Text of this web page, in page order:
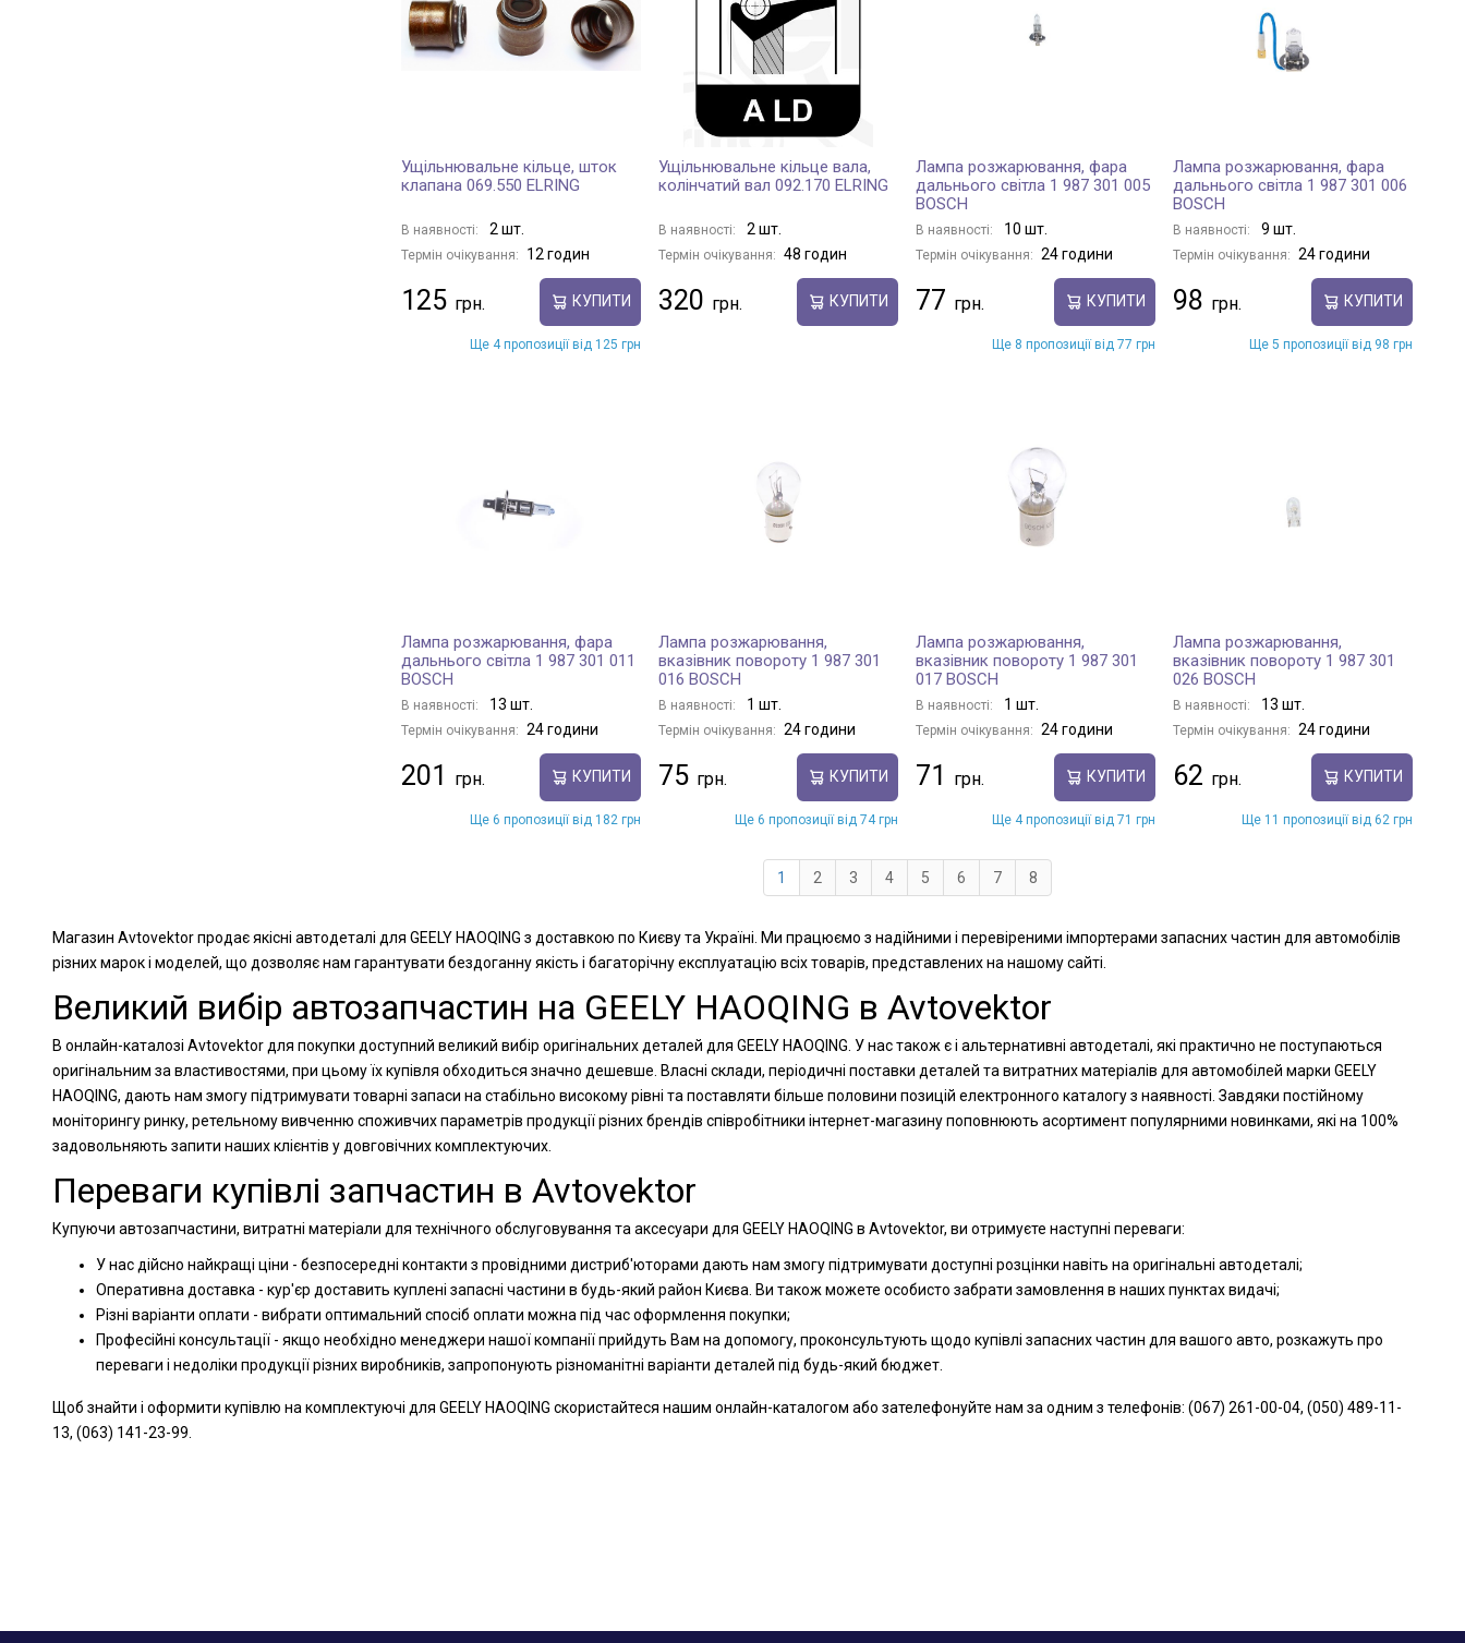
Ущільнювальне кільце, шток
клапана 069.550 ELRING
В наявності: 2 шт.
Термін очікування: 12 годин
125 КУПИТИ
Ще 4 пропозиції від 125 грн
Ущільнювальне кільце вала,
колінчатий вал 092.170 ELRING
В наявності: 2 шт.
Термін очікування: 48 годин
320 КУПИТИ
Лампа розжарювання, фара
дальнього світла 1 987 301 005
BOSCH
В наявності: 10 шт.
Термін очікування: 24 години
77 КУПИТИ
Ще 8 пропозиції від 77 грн
Лампа розжарювання, фара
дальнього світла 1 987 301 006
BOSCH
В наявності: 9 шт.
Термін очікування: 24 години
98 КУПИТИ
Ще 5 пропозиції від 98 грн
Лампа розжарювання, фара
дальнього світла 1 987 301 011
BOSCH
В наявності: 13 шт.
Термін очікування: 24 години
201 КУПИТИ
Ще 6 пропозиції від 182 грн
Лампа розжарювання,
вказівник повороту 1 987 301
016 BOSCH
В наявності: 1 шт.
Термін очікування: 24 години
75 КУПИТИ
Ще 6 пропозиції від 74 грн
Лампа розжарювання,
вказівник повороту 1 987 301
017 BOSCH
В наявності: 1 шт.
Термін очікування: 24 години
71 КУПИТИ
Ще 4 пропозиції від 71 грн
Лампа розжарювання,
вказівник повороту 1 987 301
026 BOSCH
В наявності: 13 шт.
Термін очікування: 24 години
62 КУПИТИ
Ще 11 пропозиції від 62 грн
1 2 3 4 5 6 7 8
Магазин Avtovektor продає якісні автодеталі для GEELY HAOQING з доставкою по Києву та Україні. Ми працюємо з надійними і перевіреними імпортерами запасних частин для автомобілів
різних марок і моделей, що дозволяє нам гарантувати бездоганну якість і багаторічну експлуатацію всіх товарів, представлених на нашому сайті.
Великий вибір автозапчастин на GEELY HAOQING в Avtovektor
В онлайн-каталозі Avtovektor для покупки доступний великий вибір оригінальних деталей для GEELY HAOQING. У нас також є і альтернативні автодеталі, які практично не поступаються
оригінальним за властивостями, при цьому їх купівля обходиться значно дешевше. Власні склади, періодичні поставки деталей та витратних матеріалів для автомобілей марки GEELY
HAOQING, дають нам змогу підтримувати товарні запаси на стабільно високому рівні та поставляти більше половини позицій електронного каталогу з наявності. Завдяки постійному
моніторингу ринку, ретельному вивченню споживчих параметрів продукції різних брендів співробітники інтернет-магазину поповнюють асортимент популярними новинками, які на 100%
задовольняють запити наших клієнтів у довговічних комплектуючих.
Переваги купівлі запчастин в Avtovektor
Купуючи автозапчастини, витратні матеріали для технічного обслуговування та аксесуари для GEELY HAOQING в Avtovektor, ви отримуєте наступні переваги:
У нас дійсно найкращі ціни - безпосередні контакти з провідними дистриб'юторами дають нам змогу підтримувати доступні розцінки навіть на оригінальні автодеталі;
Оперативна доставка - кур'єр доставить куплені запасні частини в будь-який район Києва. Ви також можете особисто забрати замовлення в наших пунктах видачі;
Різні варіанти оплати - вибрати оптимальний спосіб оплати можна під час оформлення покупки;
Професійні консультації - якщо необхідно менеджери нашої компанії прийдуть Вам на допомогу, проконсультують щодо купівлі запасних частин для вашого авто, розкажуть про
переваги і недоліки продукції різних виробників, запропонують різноманітні варіанти деталей під будь-який бюджет.
Щоб знайти і оформити купівлю на комплектуючі для GEELY HAOQING скористайтеся нашим онлайн-каталогом або зателефонуйте нам за одним з телефонів: (067) 261-00-04, (050) 489-11-
13, (063) 141-23-99.